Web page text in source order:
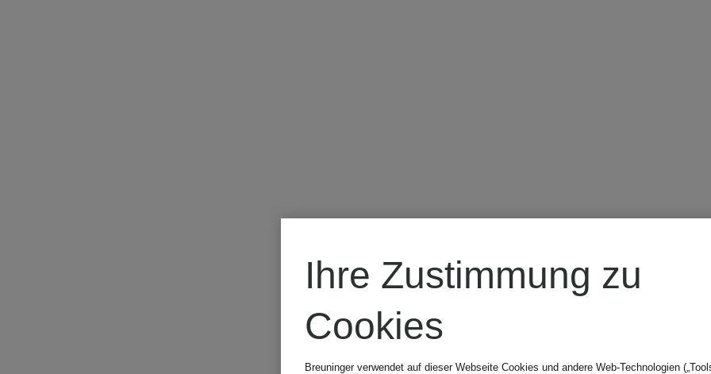
VILEBREQUIN
Badeshorts GARDEN
Ihre Zustimmung zu
Cookies
Breuninger verwendet auf dieser Webseite Cookies und andere Web-Technologien